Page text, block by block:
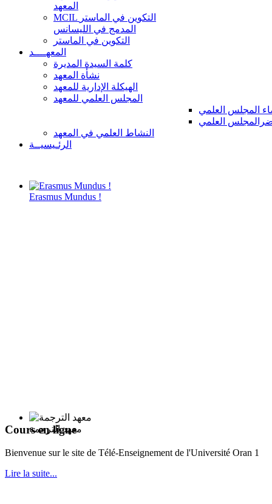
المعهد
MCIL التكوين في الماستر
المدمج في الليسانس
التكوين في الماستر
المعهــــد
كلمة السيدة المديرة
نشأة المعهد
الهيكلة الإدارية للمعهد
المجلس العلمي للمعهد
المجلس العلمي
العلمي
النشاط العلمي في المعهد
الرئـيسيــة
Erasmus Mundus !
معهد الترجمة
Cours en ligne
Bienvenue sur le site de Télé-Enseignement de l'Université Oran 1
Lire la suite...